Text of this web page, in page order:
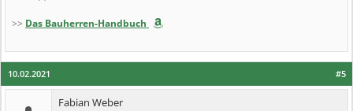
>> Das Bauherren-Handbuch
#5
10.02.2021
Fabian Weber